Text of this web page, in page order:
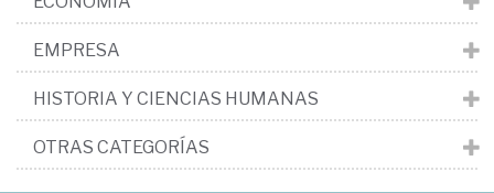
EMPRESA
HISTORIA Y CIENCIAS HUMANAS
OTRAS CATEGORÍAS